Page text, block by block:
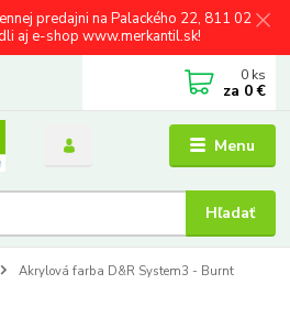
predajni na Palackého 22, 811 02
aj e-shop www.merkantil.sk!
Menu
Hľadať
0 ks
za 0 €
Akrylová farba D&R System3 - Burnt